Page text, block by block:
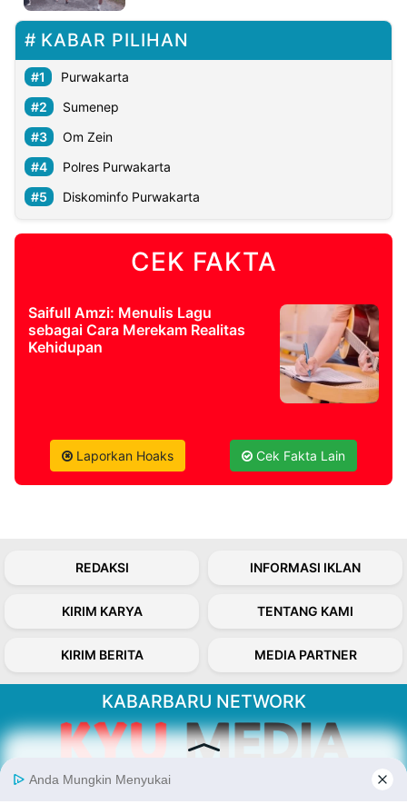
Kabarbaru.co
2026
Kabarbaru
Media
KABAR PILIHAN
Purwakarta
Sumenep
Om Zein
Polres Purwakarta
Diskominfo Purwakarta
CEK FAKTA
Saifull Amzi: Menulis Lagu
sebagai Cara Merekam Realitas
Kehidupan
Laporkan Hoaks Cek Fakta Lain
REDAKSI INFORMASI IKLAN
KIRIM KARYA TENTANG KAMI
KIRIM BERITA MEDIA PARTNER
KABARBARU NETWORK